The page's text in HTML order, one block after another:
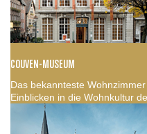
COUVEN-MUSEUM
Das bekannteste
Einblicken in die Wohnkultur